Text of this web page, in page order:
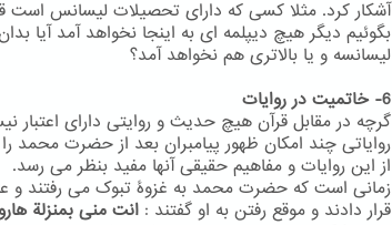
آشکار کرد. مثلا کسی که دارای تحصیلات لیسانس است
بگوئیم دیگر هیچ دیپلمه ای به اینجا نخواهد آمد آیا
لیسانسه و یا بالاتری هم نخواهد آمد؟
6- خاتمیت در روایات
گرچه در مقابل قرآن هیچ حدیث و روایتی دارای اعتبار
روایاتی چند امکان ظهور پیامبران بعد از حضرت محمد
از این روایات و مفاهیم حقیقی آنها مفید بنظر می
زمانی است که حضرت محمد به غزوۀ تبوک می رفتند و
قرار دادند و موقع رفتن به او گفتند : انت منی بمنزلة